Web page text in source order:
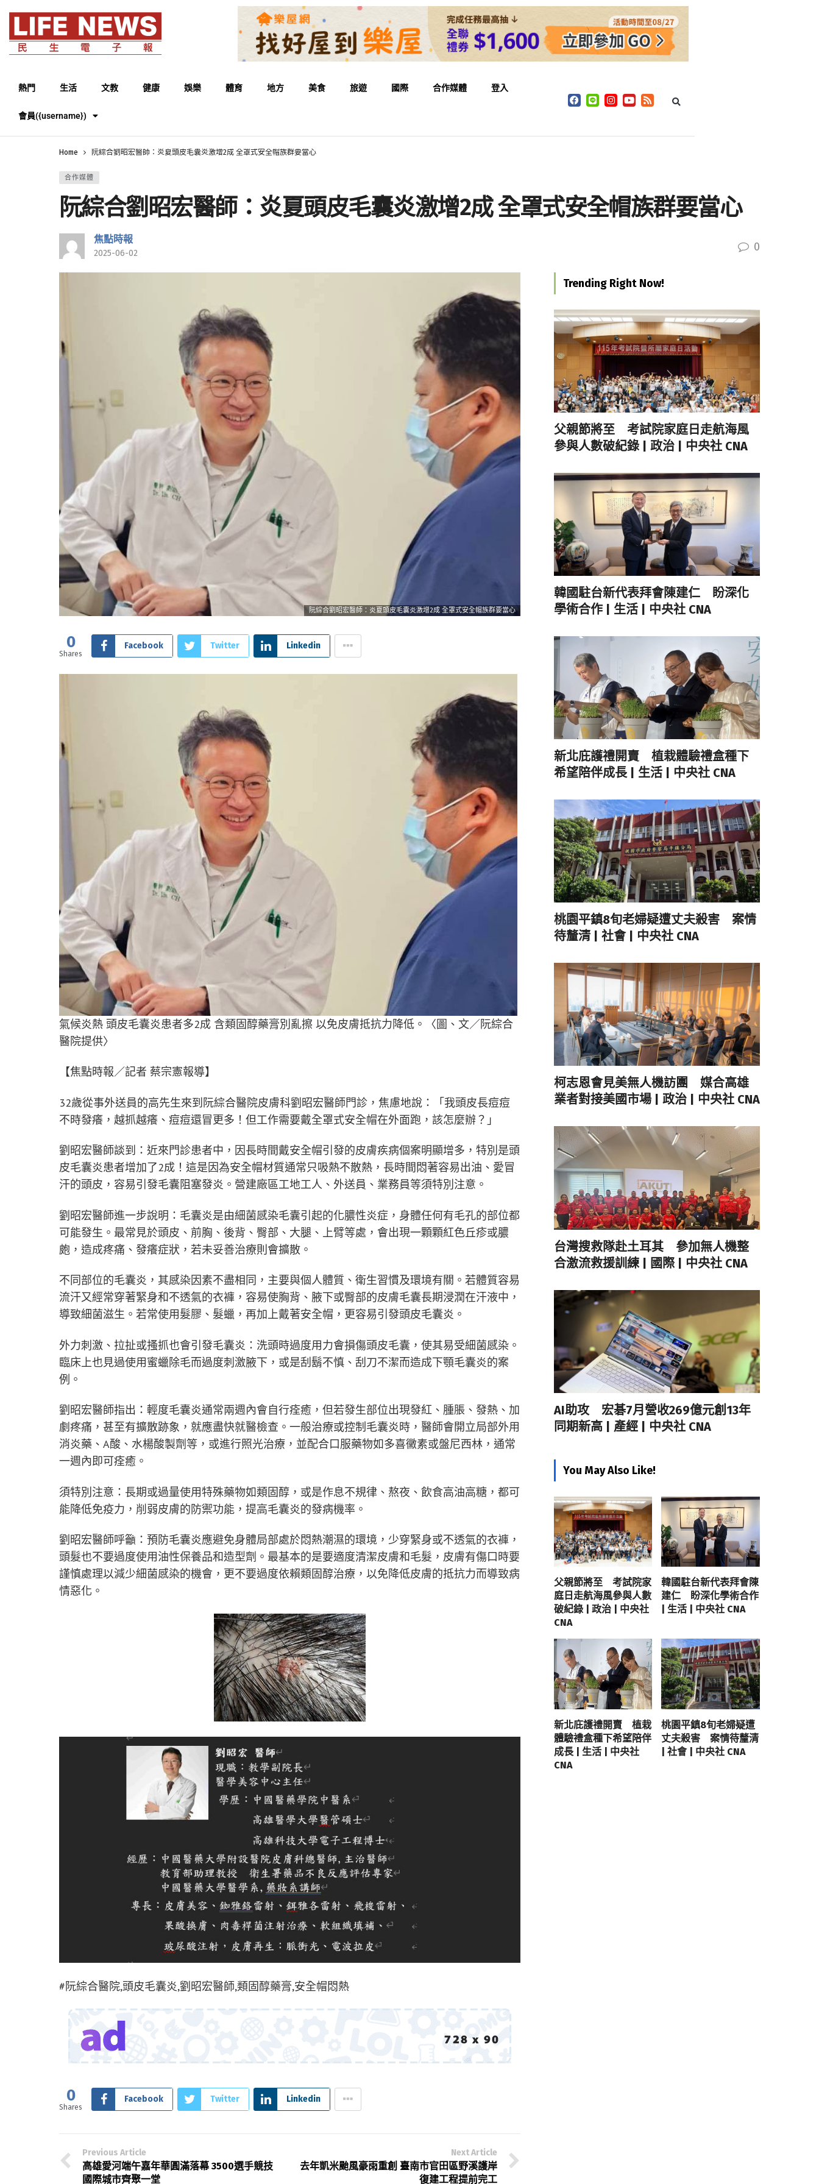
熱門 生活 文教 健康 娛樂 體育 地方 美食 旅遊 國際 合作媒體 登入
會員({username})
Home 阮綜合劉昭宏醫師：炎夏頭皮毛囊炎激增2成 全罩式安全帽族群要當心
合作媒體
阮綜合劉昭宏醫師：炎夏頭皮毛囊炎激增2成 全罩式安全帽族群要當心
焦點時報
2025-06-02 0
阮綜合劉昭宏醫師：炎夏頭皮毛囊炎激增2成 全罩式安全帽族群要當心
0
Shares
Facebook Twitter Linkedin
氣候炎熱 頭皮毛囊炎患者多2成 含類固醇藥膏別亂擦 以免皮膚抵抗力降低。〈圖、文／阮綜合
醫院提供〉
【焦點時報／記者 蔡宗憲報導】
32歲從事外送員的高先生來到阮綜合醫院皮膚科劉昭宏醫師門診，焦慮地說：「我頭皮長痘痘
不時發癢，越抓越癢、痘痘還冒更多！但工作需要戴全罩式安全帽在外面跑，該怎麼辦？」
劉昭宏醫師談到：近來門診患者中，因長時間戴安全帽引發的皮膚疾病個案明顯增多，特別是頭
皮毛囊炎患者增加了2成！這是因為安全帽材質通常只吸熱不散熱，長時間悶著容易出油、愛冒
汗的頭皮，容易引發毛囊阻塞發炎。營建廠區工地工人、外送員、業務員等須特別注意。
劉昭宏醫師進一步說明：毛囊炎是由細菌感染毛囊引起的化膿性炎症，身體任何有毛孔的部位都
可能發生。最常見於頭皮、前胸、後背、臀部、大腿、上臂等處，會出現一顆顆紅色丘疹或膿
皰，造成疼痛、發癢症狀，若未妥善治療則會擴散。
不同部位的毛囊炎，其感染因素不盡相同，主要與個人體質、衛生習慣及環境有關。若體質容易
流汗又經常穿著緊身和不透氣的衣褲，容易使胸背、腋下或臀部的皮膚毛囊長期浸潤在汗液中，
導致細菌滋生。若常使用髮膠、髮蠟，再加上戴著安全帽，更容易引發頭皮毛囊炎。
外力刺激、拉扯或搔抓也會引發毛囊炎：洗頭時過度用力會損傷頭皮毛囊，使其易受細菌感染。
臨床上也見過使用蜜蠟除毛而過度刺激腋下，或是刮鬍不慎、刮刀不潔而造成下顎毛囊炎的案
例。
劉昭宏醫師指出：輕度毛囊炎通常兩週內會自行痊癒，但若發生部位出現發紅、腫脹、發熱、加
劇疼痛，甚至有擴散跡象，就應盡快就醫檢查。一般治療或控制毛囊炎時，醫師會開立局部外用
消炎藥、A酸、水楊酸製劑等，或進行照光治療，並配合口服藥物如多喜黴素或盤尼西林，通常
一週內即可痊癒。
須特別注意：長期或過量使用特殊藥物如類固醇，或是作息不規律、熬夜、飲食高油高糖，都可
能降低免疫力，削弱皮膚的防禦功能，提高毛囊炎的發病機率。
劉昭宏醫師呼籲：預防毛囊炎應避免身體局部處於悶熱潮濕的環境，少穿緊身或不透氣的衣褲，
頭髮也不要過度使用油性保養品和造型劑。最基本的是要適度清潔皮膚和毛髮，皮膚有傷口時要
謹慎處理以減少細菌感染的機會，更不要過度依賴類固醇治療，以免降低皮膚的抵抗力而導致病
情惡化。
#阮綜合醫院,頭皮毛囊炎,劉昭宏醫師,類固醇藥膏,安全帽悶熱
0
Shares
Facebook Twitter Linkedin
Previous Article
高雄愛河端午嘉年華圓滿落幕 3500選手競技
國際城市齊聚一堂
Next Article
去年凱米颱風豪雨重創 臺南市官田區野溪護岸
復建工程提前完工
Trending Right Now!
父親節將至 考試院家庭日走航海風
參與人數破紀錄 | 政治 | 中央社 CNA
韓國駐台新代表拜會陳建仁 盼深化
學術合作 | 生活 | 中央社 CNA
新北庇護禮開賣 植栽體驗禮盒種下
希望陪伴成長 | 生活 | 中央社 CNA
桃園平鎮8旬老婦疑遭丈夫殺害 案情
待釐清 | 社會 | 中央社 CNA
柯志恩會見美無人機訪團 媒合高雄
業者對接美國市場 | 政治 | 中央社 CNA
台灣搜救隊赴土耳其 參加無人機整
合激流救援訓練 | 國際 | 中央社 CNA
AI助攻 宏碁7月營收269億元創13年
同期新高 | 產經 | 中央社 CNA
You May Also Like!
父親節將至 考試院家
庭日走航海風參與人數
破紀錄 | 政治 | 中央社
CNA
韓國駐台新代表拜會陳
建仁 盼深化學術合作
| 生活 | 中央社 CNA
新北庇護禮開賣 植栽
體驗禮盒種下希望陪伴
成長 | 生活 | 中央社
CNA
桃園平鎮8旬老婦疑遭
丈夫殺害 案情待釐清
| 社會 | 中央社 CNA